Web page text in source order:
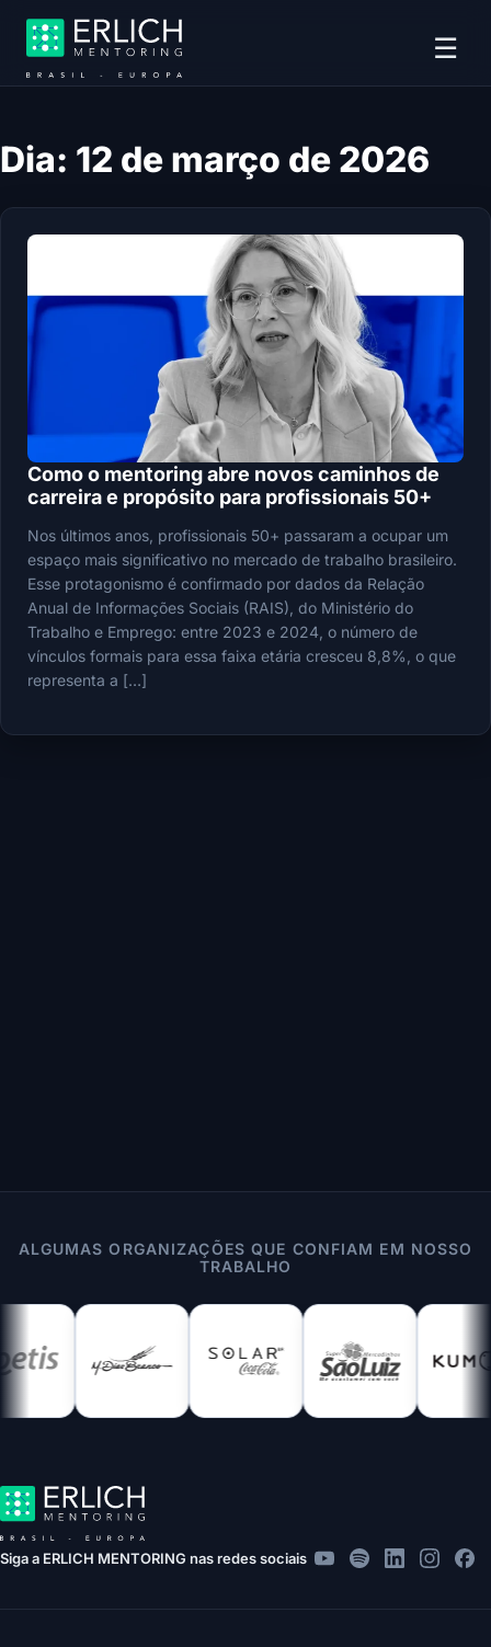
☰
Dia: 12 de março de 2026
Como o mentoring abre novos caminhos de
carreira e propósito para profissionais 50+
Nos últimos anos, profissionais 50+ passaram a ocupar um
espaço mais significativo no mercado de trabalho brasileiro.
Esse protagonismo é confirmado por dados da Relação
Anual de Informações Sociais (RAIS), do Ministério do
Trabalho e Emprego: entre 2023 e 2024, o número de
vínculos formais para essa faixa etária cresceu 8,8%, o que
representa a […]
ALGUMAS ORGANIZAÇÕES QUE CONFIAM EM NOSSO
TRABALHO
Siga a ERLICH MENTORING nas redes sociais